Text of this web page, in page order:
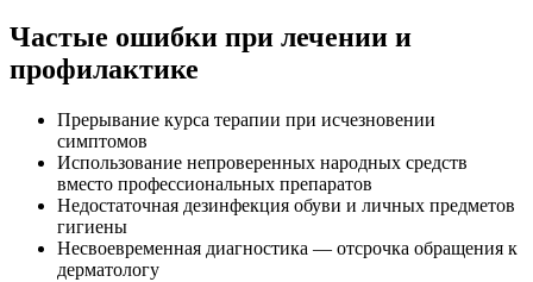
Частые ошибки при лечении и
профилактике
Прерывание курса терапии при исчезновении
симптомов
Использование непроверенных народных средств
вместо профессиональных препаратов
Недостаточная дезинфекция обуви и личных предметов
гигиены
Несвоевременная диагностика — отсрочка обращения к
дерматологу